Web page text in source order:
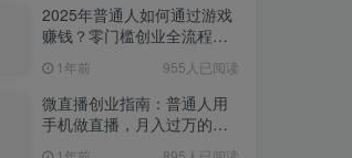
2025年普通人如何通过游戏
赚钱？零门槛创业全流程拆
解（附变现攻略）
1年前 955人已阅读
微直播创业指南：普通人用
手机做直播，月入过万的实
战技巧（附防坑指南）
1年前 895人已阅读